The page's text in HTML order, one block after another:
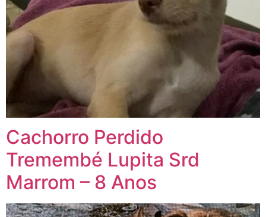
Cachorro Perdido
Tremembé Lupita Srd
Marrom – 8 Anos